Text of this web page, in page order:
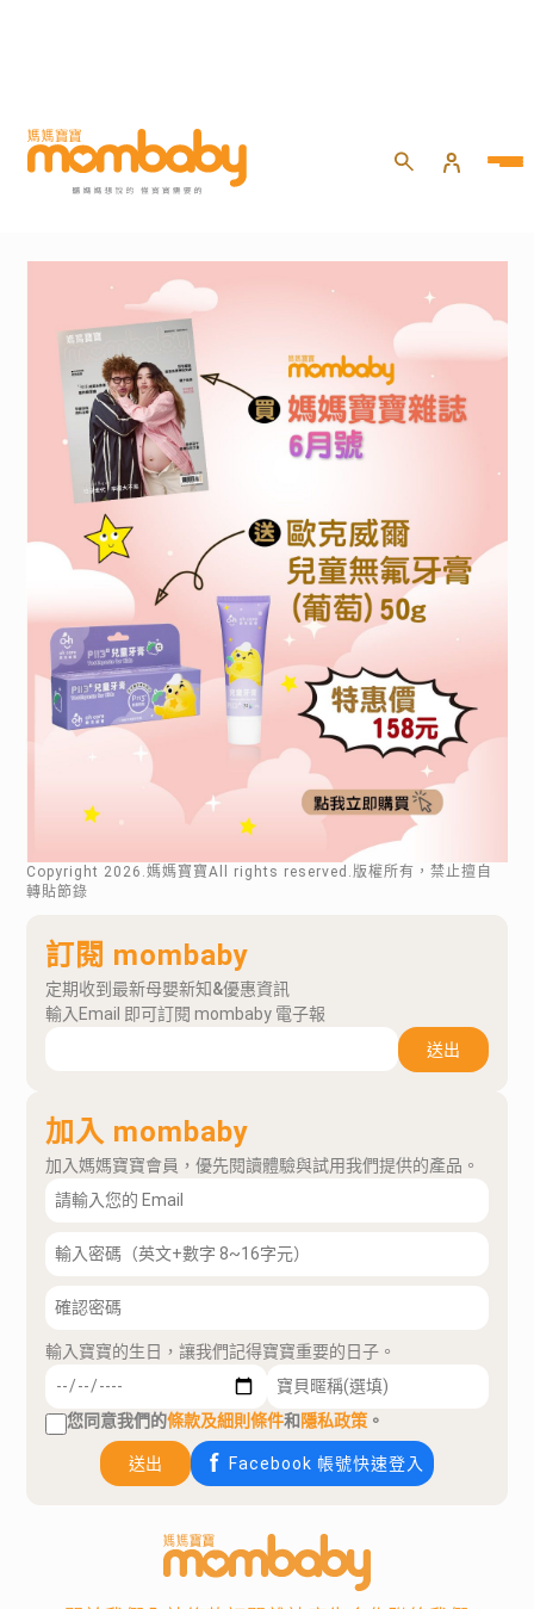
Copyright 2026 .媽媽寶寶All rights reserved.版權所有，禁止擅自
轉貼節錄
訂閱 mombaby
定期收到最新母嬰新知&優惠資訊
輸入Email 即可訂閱 mombaby 電子報
送出
加入 mombaby
加入媽媽寶寶會員，優先閱讀體驗與試用我們提供的產品。
輸入寶寶的生日，讓我們記得寶寶重要的日子。
您同意我們的條款及細則條件和隱私政策 。
送出 Facebook 帳號快速登入